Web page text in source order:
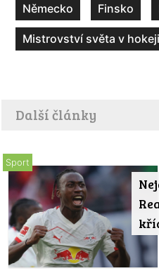
Německo Finsko
Mistrovství světa v hokeji
Další články
Sport